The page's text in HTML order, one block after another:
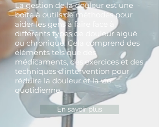
La gestion de la douleur est une
boîte à outils de méthodes pour
aider les gens à faire face à
différents types de douleur aiguë
ou chronique. Cela comprend des
éléments tels que des
médicaments, des exercices et des
techniques d'intervention pour
réduire la douleur et la vie
quotidienne.
En savoir plus